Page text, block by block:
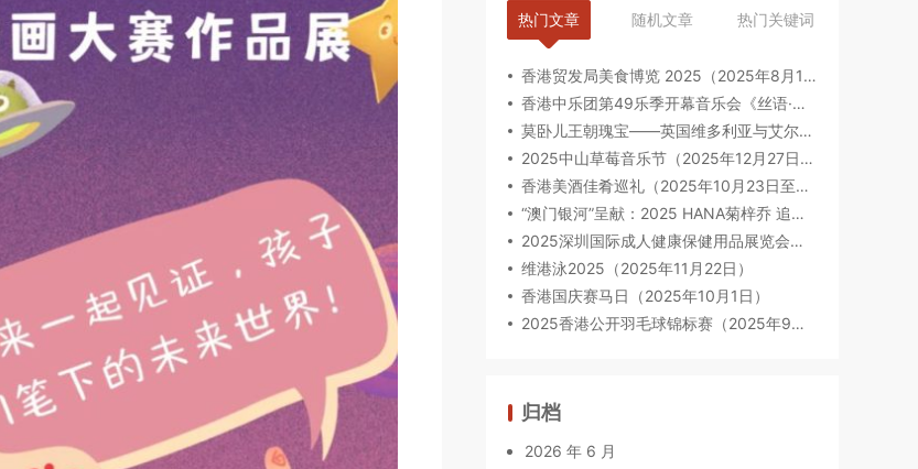
热门文章 随机文章 热门关键词
香港贸发局美食博览 2025（2025年8月14日-8月18日）
香港中乐团第49乐季开幕音乐会《丝语·琵琶》（2025年9月12日至13日）
莫卧儿王朝瑰宝——英国维多利亚与艾尔伯特博物馆珍藏（2025年8月6日-2026年2月23日）
2025中山草莓音乐节（2025年12月27日-28日）
香港美酒佳肴巡礼（2025年10月23日至2025年10月26日）
“澳门银河”呈献：2025 HANA菊梓乔 追光“Seek Light”巡回音乐会-澳门限定场（2025年9月27日）
2025深圳国际成人健康保健用品展览会（亚太区专业B2B贸易展）（2025年09月17-19日）
维港泳2025（2025年11月22日）
香港国庆赛马日（2025年10月1日）
2025香港公开羽毛球锦标赛（2025年9月9日至14日）
归档
2026 年 6 月